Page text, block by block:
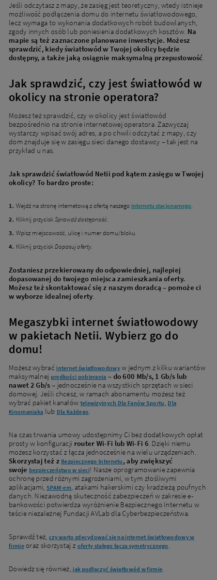
Jeśli odczytasz z mapy, że zasięg jest teoretyczny, wtedy istnieje
możliwość podłączenia domu do internetu światłowodowego,
lecz wymaga to wykonania dodatkowych robót budowlanych,
zgody innych osób lub poniesienia dodatkowych kosztów. Na
mapie są też zaznaczone planowane inwestycje. Możesz
sprawdzić, kiedy światłowód w Twojej okolicy będzie
dostępny, a także jaką osiągnie maksymalną przepustowość.
Jak sprawdzić, czy jest światłowód w
okolicy na stronie operatora?
Możesz też sprawdzić, czy w okolicy jest światłowód
bezpośrednio na stronie internetowej operatora. Zazwyczaj
wystarczy wpisać swój adres, a po chwili odczytać z mapy, czy
dom znajduje się w zasięgu sieci danego dostawcy – tak jest na
przykład u nas.
Jak sprawdzić światłowód Netii pod kątem zasięgu w Twojej
okolicy? To bardzo proste:
Wejdź na stronę internetową z ofertą naszego internetu stacjonarnego.
Kliknij przyciskSprawdź dostępność.
Wpisz miejscowość, ulicę i numer domu/bloku.
Kliknij przyciskDopasuj oferty.
Zostaniesz przekierowany do odpowiedniej, najlepiej
dopasowanej do twojego miejsca zamieszkania oferty.
Możesz też skontaktować się z naszym doradcą – pomoże ci
w wyborze idealnej oferty.
Megaszybki internet światłowodowy
w pakietach Netii. Wybierz go do
domu!
Możesz wybrać internet światłowodowyw jednym z kilku wariantów
maksymalnej prędkości pobierania – do 600 Mb/s, 1 Gb/s lub
nawet 2 Gb/s – jednocześnie na wszystkich sprzętach w sieci
domowej. Jeśli chcesz, w ramach abonamentu możesz też
wybrać pakiet kanałów telewizyjnych Dla Fanów Sportu , Dla
Kinomaniaka lub Dla Każdego.
Na czas trwania umowy udostępnimy Ci bez dodatkowych opłat
prosty w konfiguracji router Wi-Fi lub Wi-Fi 6. Dzięki niemu
możesz korzystać z łącza jednocześnie na wielu urządzeniach.
Skorzystaj też z Bezpiecznego Internetu , aby zwiększyć
swoje bezpieczeństwo w sieci! Nasze oprogramowanie zapewnia
ochronę przed różnymi zagrożeniami, w tym złośliwymi
aplikacjami, SPAM-em, atakami hakerskimi czy kradzieżą poufnych
danych. Niezawodną skuteczność zabezpieczeń w zakresie e-
bankowości potwierdza wyróżnienie Bezpiecznego Internetu w
teście niezależnej Fundacji AVLab dla Cyberbezpieczeństwa.
Sprawdź też, czy warto zdecydować się na internet światłowodowy w
firmieoraz skorzystaj z oferty stałego łącza symetrycznego .
Dowiedz się również, jak podłączyć światłowód w firmie.